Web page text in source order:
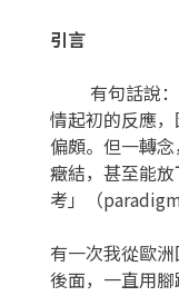
引言
有句話說
情起初的反應
偏頗。但一轉
癥結，甚至能
考」（
有一次我從歐
後面，一直用